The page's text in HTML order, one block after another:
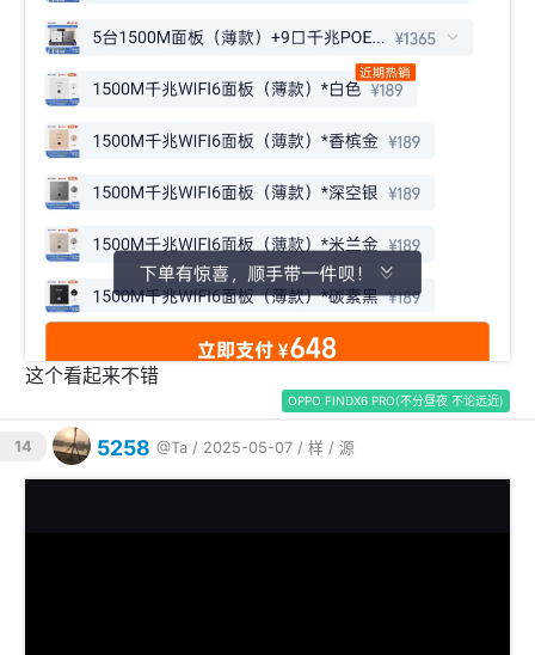
这个看起来不错
OPPO FINDX6 PRO(不分昼夜 不论远近)
14 5258 @Ta / 2025-05-07 / 样 / 源